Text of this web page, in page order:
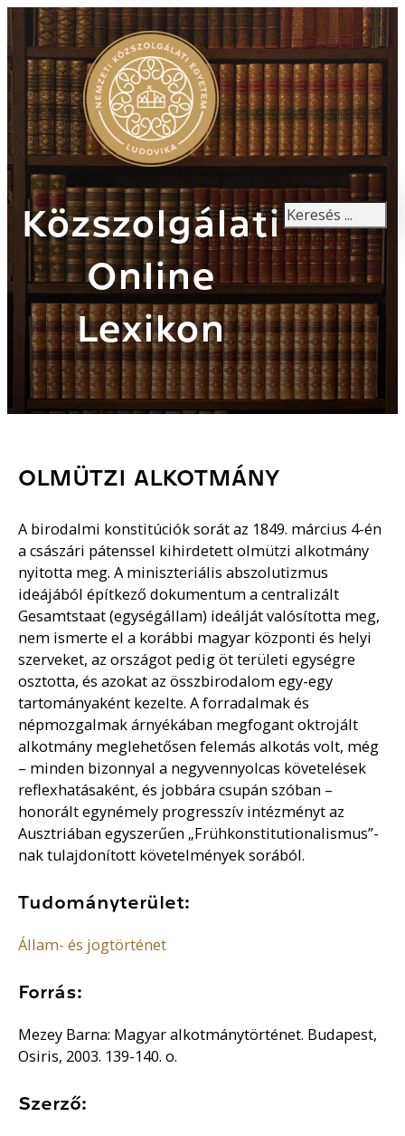
Közszolgálati
Online
Lexikon
Keresés
OLMÜTZI ALKOTMÁNY
A birodalmi konstitúciók sorát az 1849. március 4-én
a császári pátenssel kihirdetett olmützi alkotmány
nyitotta meg. A miniszteriális abszolutizmus
ideájából építkező dokumentum a centralizált
Gesamtstaat (egységállam) ideálját valósította meg,
nem ismerte el a korábbi magyar központi és helyi
szerveket, az országot pedig öt területi egységre
osztotta, és azokat az összbirodalom egy-egy
tartományaként kezelte. A forradalmak és
népmozgalmak árnyékában megfogant oktrojált
alkotmány meglehetősen felemás alkotás volt, még
– minden bizonnyal a negyvennyolcas követelések
reflexhatásaként, és jobbára csupán szóban –
honorált egynémely progresszív intézményt az
Ausztriában egyszerűen „Frühkonstitutionalismus”-
nak tulajdonított követelmények sorából.
Tudományterület:
Állam- és jogtörténet
Forrás:
Mezey Barna: Magyar alkotmánytörténet. Budapest,
Osiris, 2003. 139-140. o.
Szerző: